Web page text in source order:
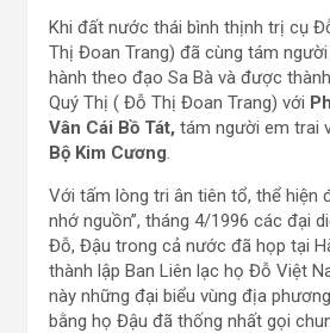
Khi đất nước thái bình thịnh trị cụ
Thị Đoan Trang) đã cùng tám
hành theo đạo Sa Bà và được
Quý Thị ( Đỗ Thị Đoan Trang) với
Vân Cái Bồ Tát, tám người em trai
Bộ Kim Cương.
Với tấm lòng tri ân tiên tổ, thể hiện
nhớ nguồn”, tháng 4/1996 các đại
Đỗ, Đậu trong cả nước đã họp tại
thành lập Ban Liên lạc họ Đỗ Việt
này những đại biểu vùng địa
bằng họ Đậu đã thống nhất gọi